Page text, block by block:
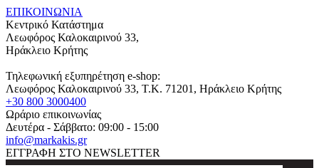
ΕΠΙΚΟΙΝΩΝΙΑ
Κεντρικό Κατάστημα
Λεωφόρος Καλοκαιρινού 33,
Ηράκλειο Κρήτης
Τηλεφωνική εξυπηρέτηση e-shop:
Λεωφόρος Καλοκαιρινού 33, T.K. 71201 , Ηράκλειο Κρήτης
+30 800 3000400
Ωράριο επικοινωνίας
Δευτέρα - Σάββατο: 09:00 - 15:00
info@markakis.gr
ΕΓΓΡΑΦΗ ΣΤΟ NEWSLETTER